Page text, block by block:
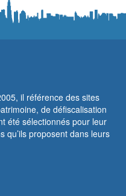
il référence des sites
de défiscalisation
été sélectionnés pour leur
qu’ils proposent dans leurs